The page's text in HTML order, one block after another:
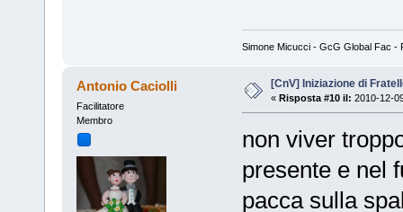
Simone Micucci - GcG Global Fac -
Antonio Caciolli
Facilitatore
Membro
[CnV] Iniziazione di
« Risposta #10 il: 2010-12-
non viver
presente e nel
pacca sulla